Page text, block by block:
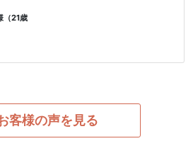
（21歳
客様の声を見る